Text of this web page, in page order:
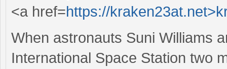
<a href=https://
When astronauts Suni Williams
International Space Station two